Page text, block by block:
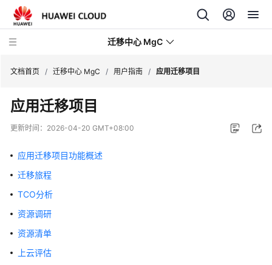
迁移中心 MgC
最
新
态
产
品
绍
速
文档首页 / 迁移中心 MgC / 用户指南 / 应用迁移项目
应用迁移项目
更新时间： 2026-04-20 GMT+08:00
应用迁移项目功能概述
迁移旅程
TCO分析
资源调研
资源清单
上云评估